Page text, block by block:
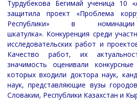
Турдубекова Бегимай ученица
защитила проект «Проблема
Республики» в номинации
шкатулка». Конкуренция среди
исследовательских работ и
Качество работ, их
значимость оценивали
которых входили доктора наук,
наук, представляющие вузы
Словакии, Республики Казахстан и